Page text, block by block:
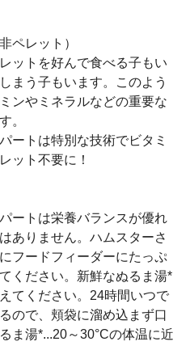
ペレット）
ットを好んで食べる子もい
まう子もいます。このよう
ンやミネラルなどの重要な
。
ートは特別な技術でビタミ
ット不要に！
ートは栄養バランスが優れ
ありません。ハムスターさ
フードフィーダーにたっぷ
ください。新鮮なぬるま湯*
てください。24時間いつで
ので、頬袋に溜め込まず口
ま湯*...20～30°Cの体温に近